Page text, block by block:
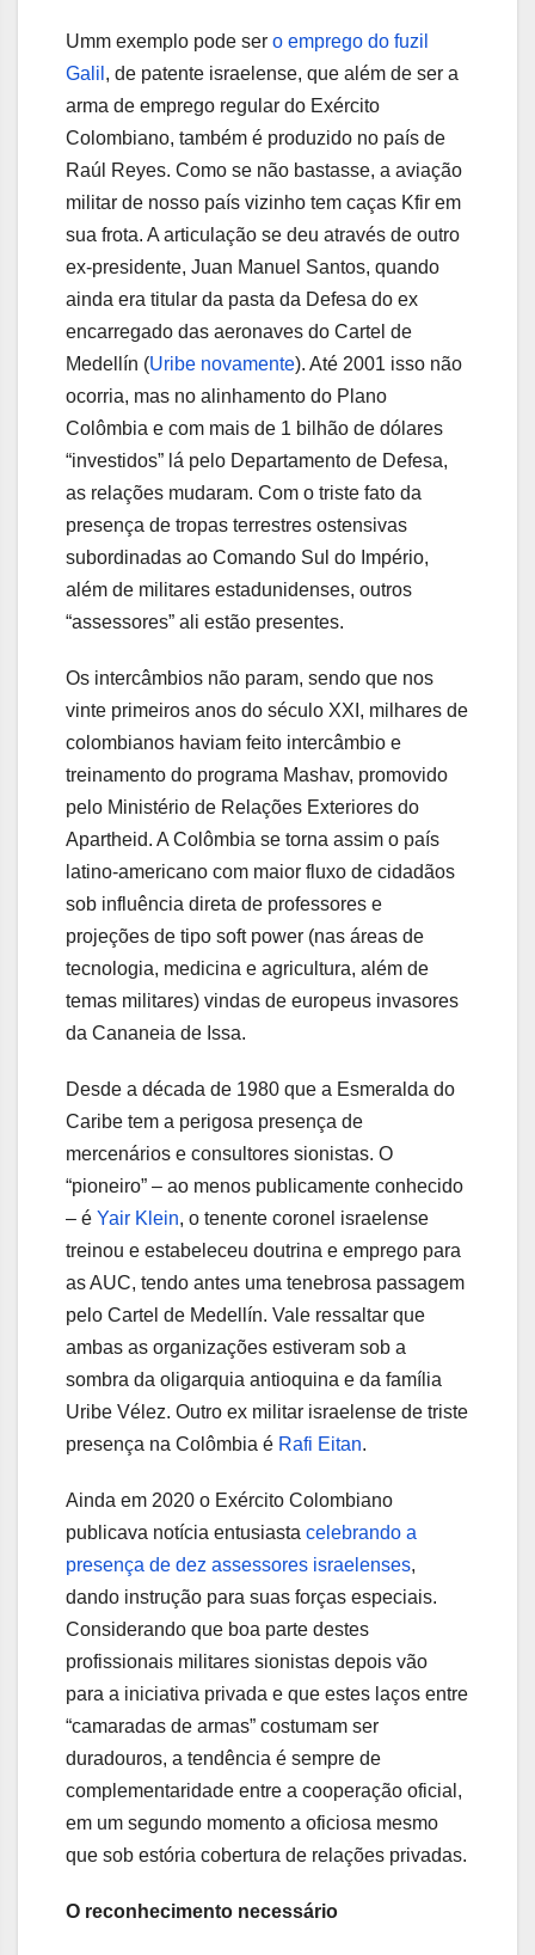
Umm exemplo pode ser o emprego do fuzil
Galil , de patente israelense, que além de ser a
arma de emprego regular do Exército
Colombiano, também é produzido no país de
Raúl Reyes. Como se não bastasse, a aviação
militar de nosso país vizinho tem caças Kfir em
sua frota. A articulação se deu através de outro
ex-presidente, Juan Manuel Santos, quando
ainda era titular da pasta da Defesa do ex
encarregado das aeronaves do Cartel de
Medellín (Uribe novamente). Até 2001 isso não
ocorria, mas no alinhamento do Plano
Colômbia e com mais de 1 bilhão de dólares
“investidos” lá pelo Departamento de Defesa,
as relações mudaram. Com o triste fato da
presença de tropas terrestres ostensivas
subordinadas ao Comando Sul do Império,
além de militares estadunidenses, outros
“assessores” ali estão presentes.
Os intercâmbios não param, sendo que nos
vinte primeiros anos do século XXI, milhares de
colombianos haviam feito intercâmbio e
treinamento do programa Mashav, promovido
pelo Ministério de Relações Exteriores do
Apartheid. A Colômbia se torna assim o país
latino-americano com maior fluxo de cidadãos
sob influência direta de professores e
projeções de tipo soft power (nas áreas de
tecnologia, medicina e agricultura, além de
temas militares) vindas de europeus invasores
da Cananeia de Issa.
Desde a década de 1980 que a Esmeralda do
Caribe tem a perigosa presença de
mercenários e consultores sionistas. O
“pioneiro” – ao menos publicamente conhecido
– é Yair Klein, o tenente coronel israelense
treinou e estabeleceu doutrina e emprego para
as AUC, tendo antes uma tenebrosa passagem
pelo Cartel de Medellín. Vale ressaltar que
ambas as organizações estiveram sob a
sombra da oligarquia antioquina e da família
Uribe Vélez. Outro ex militar israelense de triste
presença na Colômbia é Rafi Eitan.
Ainda em 2020 o Exército Colombiano
publicava notícia entusiasta celebrando a
presença de dez assessores israelenses,
dando instrução para suas forças especiais.
Considerando que boa parte destes
profissionais militares sionistas depois vão
para a iniciativa privada e que estes laços entre
“camaradas de armas” costumam ser
duradouros, a tendência é sempre de
complementaridade entre a cooperação oficial,
em um segundo momento a oficiosa mesmo
que sob estória cobertura de relações privadas.
O reconhecimento necessário